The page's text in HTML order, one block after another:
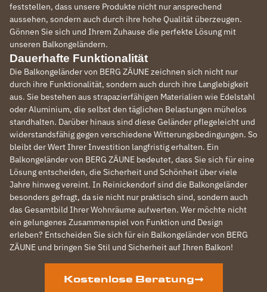
feststellen, dass unsere Produkte nicht nur ansprechend
aussehen, sondern auch durch ihre hohe Qualität überzeugen.
Gönnen Sie sich und Ihrem Zuhause die perfekte Lösung mit
unseren Balkongeländern.
Dauerhafte Funktionalität
Die Balkongeländer von BERG ZÄUNE zeichnen sich nicht nur
durch ihre Funktionalität, sondern auch durch ihre Langlebigkeit
aus. Sie bestehen aus strapazierfähigen Materialien wie Edelstahl
oder Aluminium, die selbst den täglichen Belastungen mühelos
standhalten. Darüber hinaus sind diese Geländer pflegeleicht und
widerstandsfähig gegen verschiedene Witterungsbedingungen. So
bleibt der Wert Ihrer Investition langfristig erhalten. Ein
Balkongeländer von BERG ZÄUNE bedeutet, dass Sie sich für eine
Lösung entscheiden, die Sicherheit und Schönheit über viele
Jahre hinweg vereint. In Reinickendorf sind die Balkongeländer
besonders gefragt, da sie nicht nur praktisch sind, sondern auch
das Gesamtbild Ihrer Wohnräume aufwerten. Wer möchte nicht
ein gelungenes Zusammenspiel von Funktion und Design
erleben? Entscheiden Sie sich für ein Balkongeländer von BERG
ZÄUNE und bringen Sie Stil und Sicherheit auf Ihren Balkon!
Kostenlose Beratung